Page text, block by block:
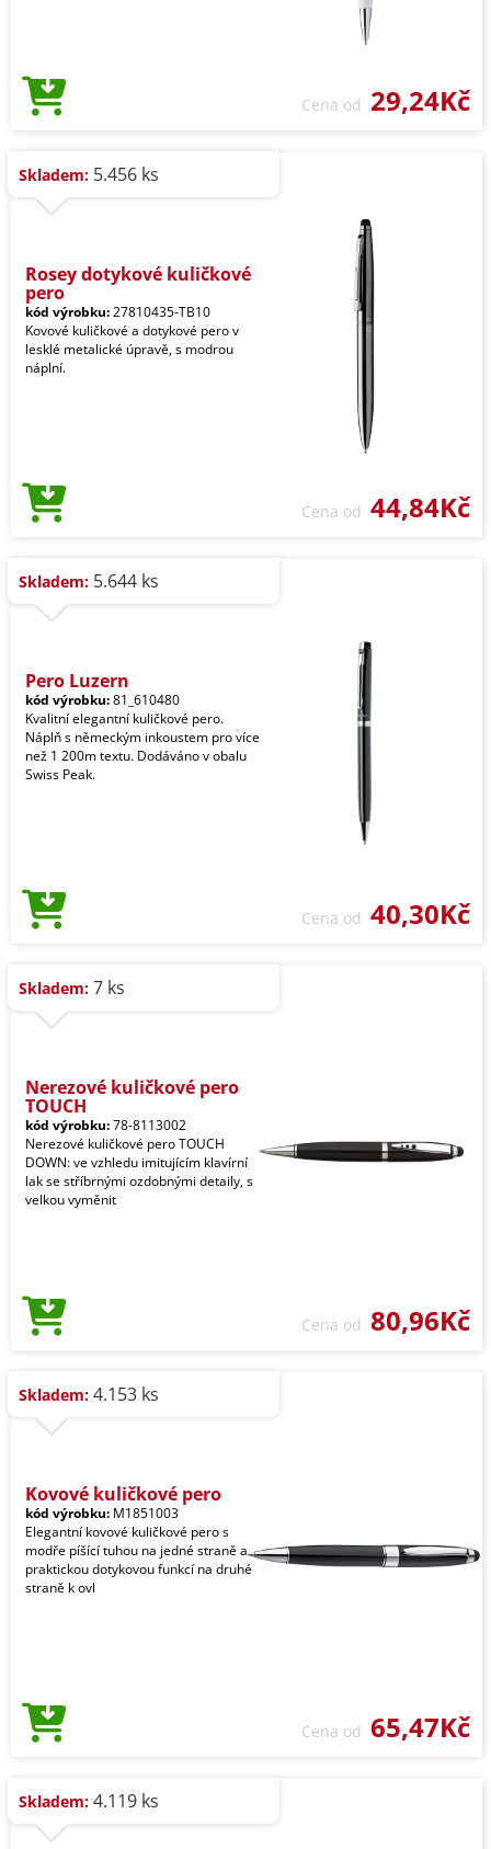
Cena od 29,24Kč
Skladem: 5.456 ks
Rosey dotykové kuličkové
pero
kód výrobku:27810435-TB10
Kovové kuličkové a dotykové pero v
lesklé metalické úpravě, s modrou
náplní.
Cena od 44,84Kč
Skladem: 5.644 ks
Pero Luzern
kód výrobku:81_610480
Kvalitní elegantní kuličkové pero.
Náplň s německým inkoustem pro více
než 1 200m textu. Dodáváno v obalu
Swiss Peak.
Cena od 40,30Kč
Skladem: 7 ks
Nerezové kuličkové pero
TOUCH
kód výrobku:78-8113002
Nerezové kuličkové pero TOUCH
DOWN: ve vzhledu imitujícím klavírní
lak se stříbrnými ozdobnými detaily, s
velkou vyměnit
Cena od 80,96Kč
Skladem: 4.153 ks
Kovové kuličkové pero
kód výrobku: M1851003
Elegantní kovové kuličkové pero s
modře píšící tuhou na jedné straně a
praktickou dotykovou funkcí na druhé
straně k ovl
Cena od 65,47Kč
Skladem: 4.119 ks